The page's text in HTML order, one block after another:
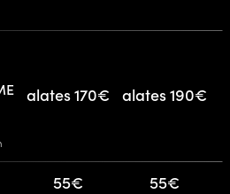
alates 170€ alates 190€
55€ 55€